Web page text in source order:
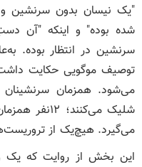
"یک نیسان بدون سرنشین
توصیف موگویی حکایت
می‌شود. همزمان سرنشینان
شلیک
می‌گیرد. هیچ‌یک از
این بخش از روایت که یک